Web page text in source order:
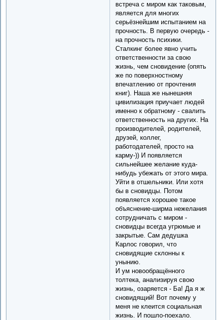
встреча с миром как таковым,
является для многих
серьёзнейшим испытанием на
прочность. В первую очередь -
на прочность психики.
Сталкинг более явно учить
ответственности за свою
жизнь, чем сновидение (опять
же по поверхностному
впечатлению от прочтения
книг). Наша же нынешняя
цивилизация приучает людей
именно к обратному - свалить
ответственность на других. На
производителей, родителей,
друзей, коллег,
работодателей, просто на
карму-)) И появляется
сильнейшее желание куда-
нибудь убежать от этого мира.
Уйти в отшельники. Или хотя
бы в сновидцы. Потом
появляется хорошее такое
объяснение-ширма нежелания
сотрудничать с миром -
сновидцы всегда угрюмые и
закрытые. Сам дедушка
Карлос говорил, что
сновидящие склонны к
унынию.
И ум новообращённого
толтека, анализируя свою
жизнь, озаряется - Ба! Да я ж
сновидящий! Вот почему у
меня не клеится социальная
жизнь. И пошло-поехало.